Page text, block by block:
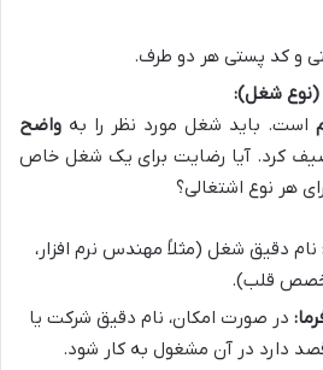
و کد پستی هر دو طرف.
شغل):
است. باید شغل مورد نظر را به واضح
کرد. آیا رضایت برای یک شغل خاص
هر نوع اشتغالی؟
نام دقیق شغل (مثلاً مهندس نرم افزار،
قلب).
در صورت امکان، نام دقیق شرکت یا
دارد در آن مشغول به کار شود.